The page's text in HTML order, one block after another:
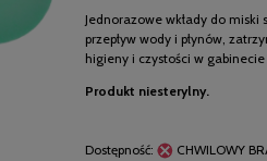
Jednorazowe wkłady do
przepływ wody i płynów,
higieny i czystości w
Produkt niesterylny.
Dostępność: CHWILOWY